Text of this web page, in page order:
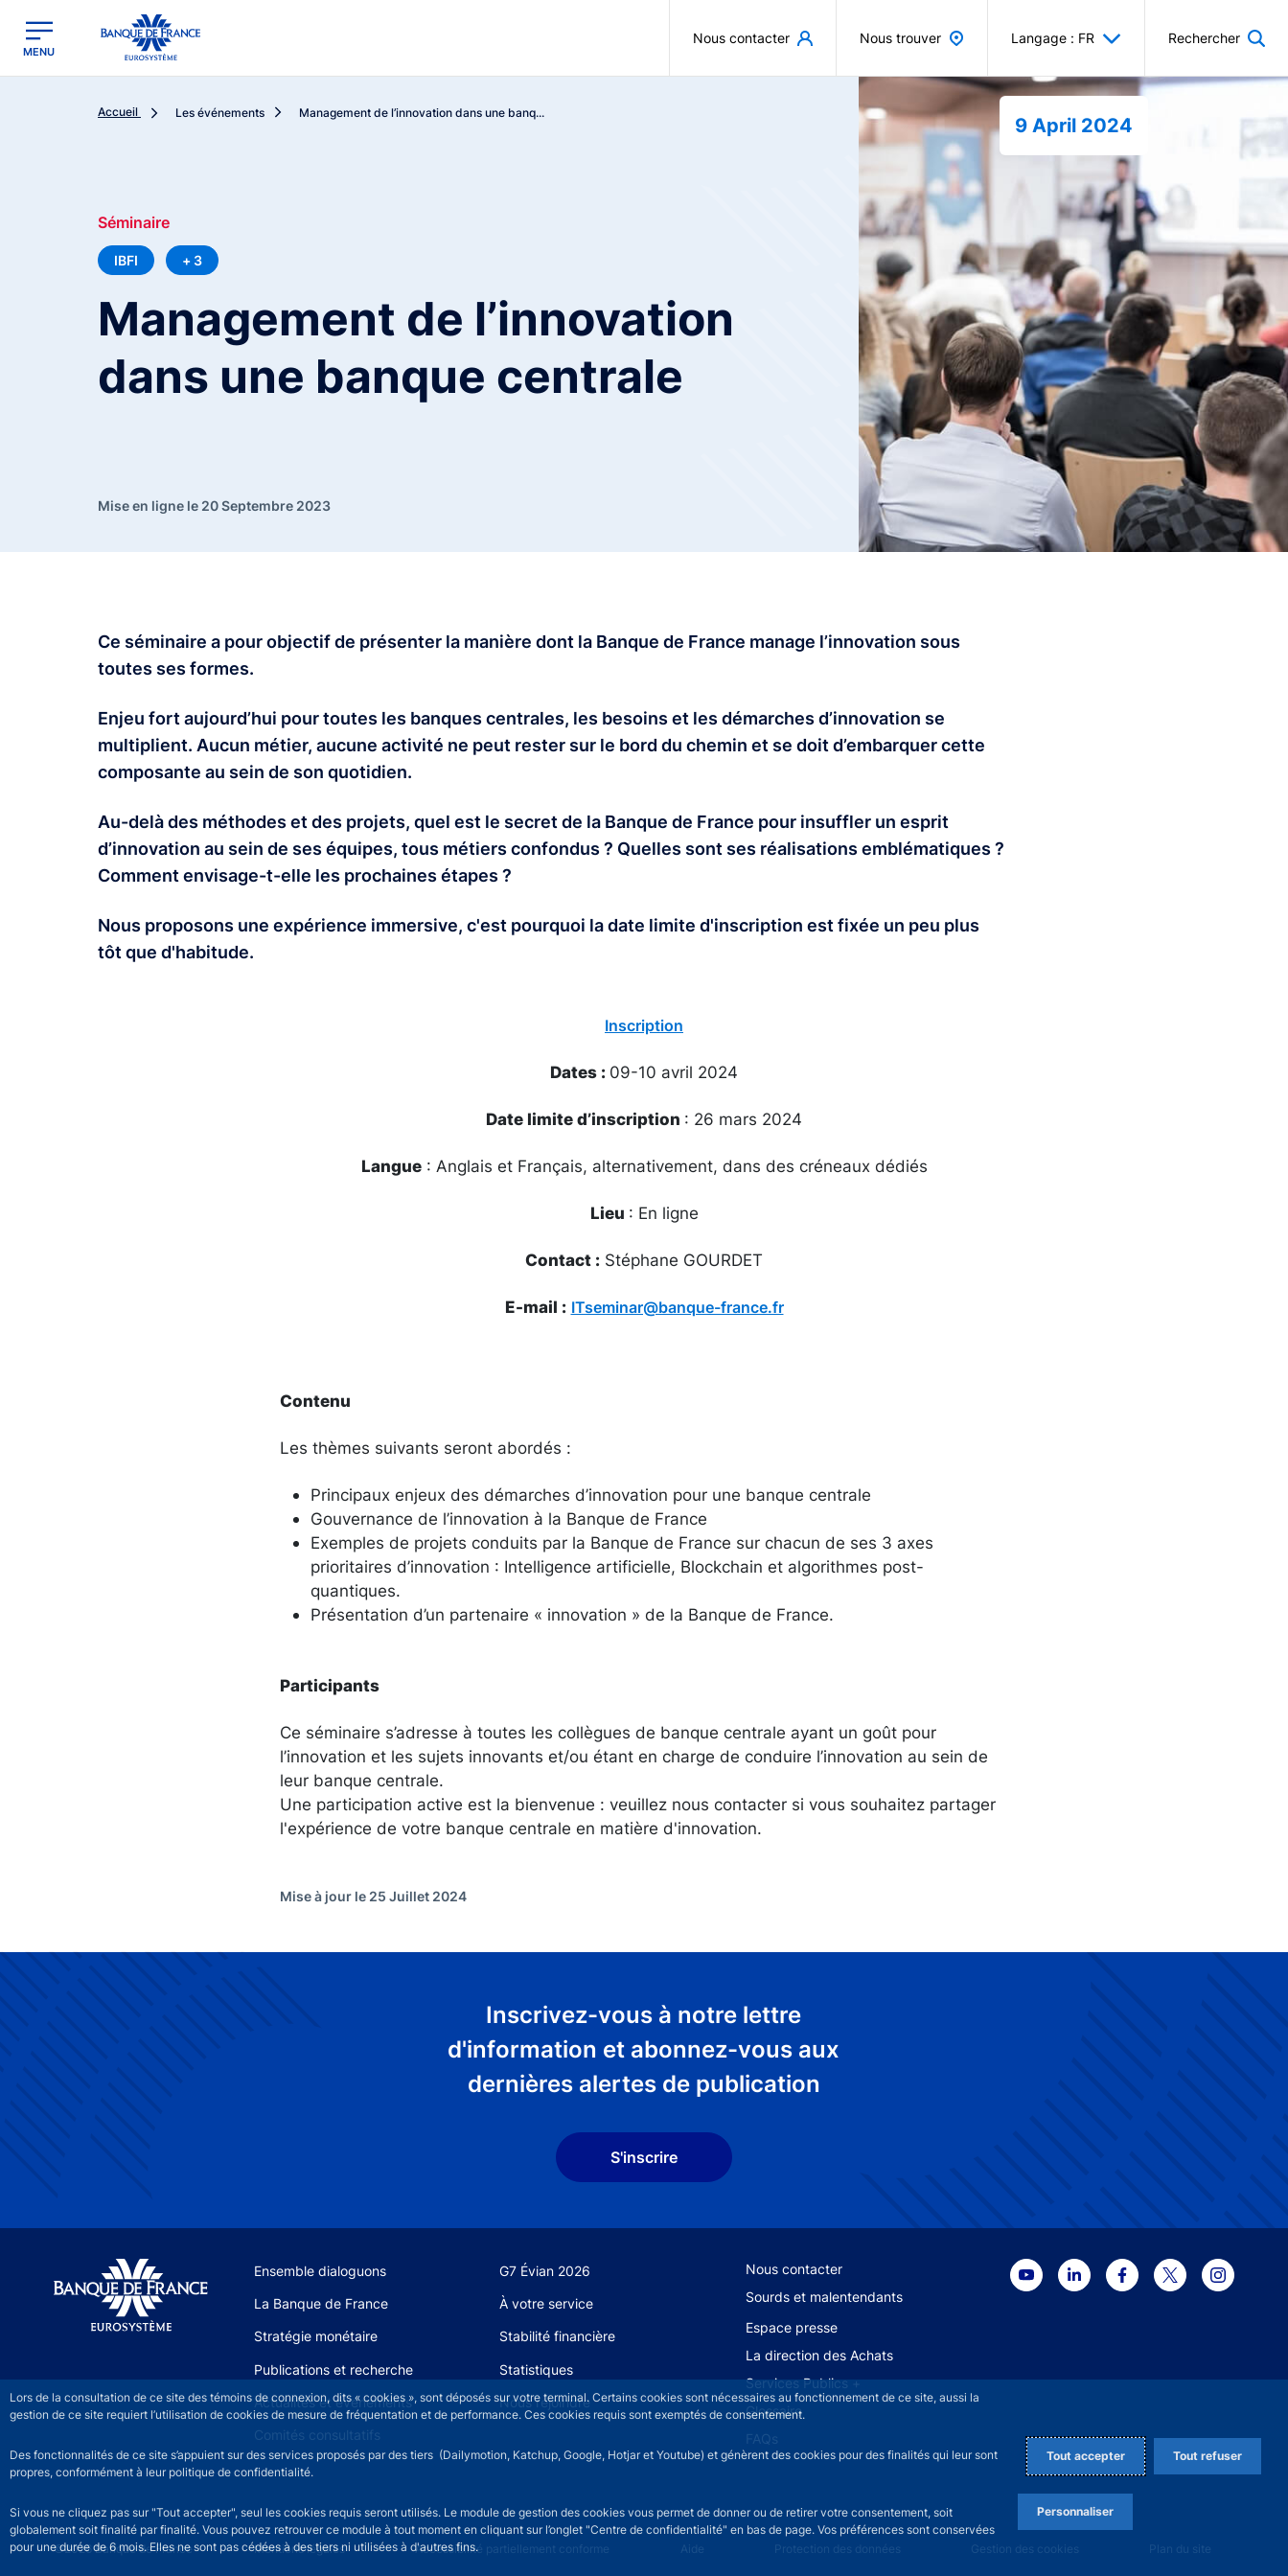
Lors de la consultation de ce site des témoins de connexion, dits « cookies », sont déposés sur votre terminal. Certains cookies sont nécessaires au fonctionnement de ce site, aussi la
gestion de ce site requiert l’utilisation de cookies de mesure de fréquentation et de performance. Ces cookies requis sont exemptés de consentement.
Des fonctionnalités de ce site s’appuient sur des services proposés par des tiers (Dailymotion, Katchup, Google, Hotjar et Youtube) et génèrent des cookies pour des finalités qui leur sont
propres, conformément à leur politique de confidentialité.
Si vous ne cliquez pas sur "Tout accepter", seul les cookies requis seront utilisés. Le module de gestion des cookies vous permet de donner ou de retirer votre consentement, soit
globalement soit finalité par finalité. Vous pouvez retrouver ce module à tout moment en cliquant sur l’onglet "Centre de confidentialité" en bas de page. Vos préférences sont conservées
pour une durée de 6 mois. Elles ne sont pas cédées à des tiers ni utilisées à d'autres fins.
Tout accepter Tout refuser
Personnaliser
Banque de France - Menu Principal
MENU
Nous contacter Nous trouver Langage : FR Rechercher
Accueil Les événements Management de l’innovation dans une banq...
Séminaire
IBFI + 3
Management de l’innovation
dans une banque centrale
Mise en ligne le 20 Septembre 2023
9 April 2024
Ce séminaire a pour objectif de présenter la manière dont la Banque de France manage l’innovation sous
toutes ses formes.
Enjeu fort aujourd’hui pour toutes les banques centrales, les besoins et les démarches d’innovation se
multiplient. Aucun métier, aucune activité ne peut rester sur le bord du chemin et se doit d’embarquer cette
composante au sein de son quotidien.
Au-delà des méthodes et des projets, quel est le secret de la Banque de France pour insuffler un esprit
d’innovation au sein de ses équipes, tous métiers confondus ? Quelles sont ses réalisations emblématiques ?
Comment envisage-t-elle les prochaines étapes ?
Nous proposons une expérience immersive, c'est pourquoi la date limite d'inscription est fixée un peu plus
tôt que d'habitude.
Inscription
Dates : 09-10 avril 2024
Date limite d’inscription : 26 mars 2024
Langue: Anglais et Français, alternativement, dans des créneaux dédiés
Lieu : En ligne
Contact : Stéphane GOURDET
E-mail : ITseminar@banque-france.fr
Contenu
Les thèmes suivants seront abordés :
Principaux enjeux des démarches d’innovation pour une banque centrale
Gouvernance de l’innovation à la Banque de France
Exemples de projets conduits par la Banque de France sur chacun de ses 3 axes
prioritaires d’innovation : Intelligence artificielle, Blockchain et algorithmes post-
quantiques.
Présentation d’un partenaire « innovation » de la Banque de France.
Participants
Ce séminaire s’adresse à toutes les collègues de banque centrale ayant un goût pour
l’innovation et les sujets innovants et/ou étant en charge de conduire l’innovation au sein de
leur banque centrale.
Une participation active est la bienvenue : veuillez nous contacter si vous souhaitez partager
l'expérience de votre banque centrale en matière d'innovation.
Mise à jour le 25 Juillet 2024
Inscrivez-vous à notre lettre
d'information et abonnez-vous aux
dernières alertes de publication
S'inscrire
Site navigation
Ensemble dialoguons G7 Évian 2026
La Banque de France À votre service
Stratégie monétaire Stabilité financière
Publications et recherche Statistiques
Actualités et événements Nous rejoindre
Comités consultatifs
Footer secondary menu
Nous contacter
Sourds et malentendants
Espace presse
La direction des Achats
Services Publics +
Glossaire
FAQs
©2026 Banque de France Footer legal notice menu
Mentions légales Accessibilité partiellement conforme Aide Protection des données Gestion des cookies Plan du site